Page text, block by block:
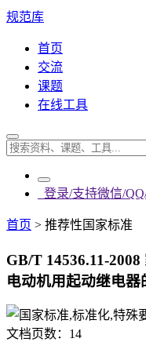
规范库
首页
交流
课题
在线工具
登录/支持微信/
首页 > 推荐性国家标准
GB/T 14536.11-
电动机用起动继电
文档页数： 14